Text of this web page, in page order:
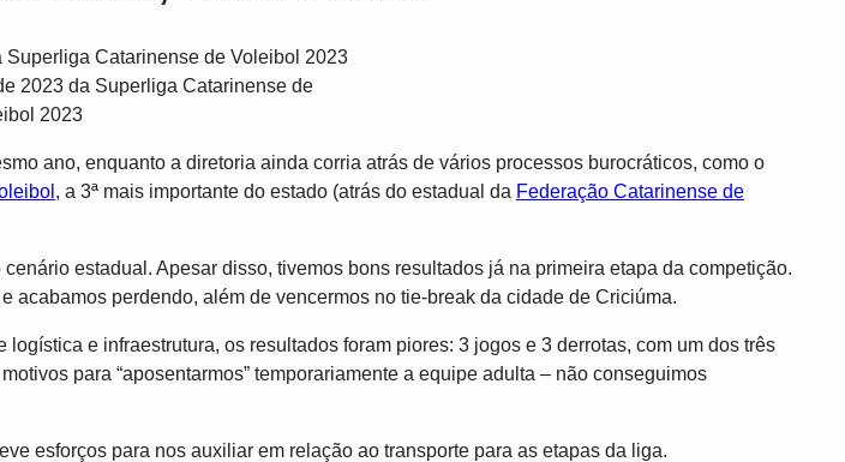
2023 da Superliga Catarinense de
2023
ano, enquanto a diretoria ainda corria atrás de vários processos burocráticos, como o
, a 3ª mais importante do estado (atrás do estadual da Federação Catarinense de
estadual. Apesar disso, tivemos bons resultados já na primeira etapa da competição.
perdendo, além de vencermos no tie-break da cidade de Criciúma.
e infraestrutura, os resultados foram piores: 3 jogos e 3 derrotas, com um dos três
para “aposentarmos” temporariamente a equipe adulta – não conseguimos
esforços para nos auxiliar em relação ao transporte para as etapas da liga.